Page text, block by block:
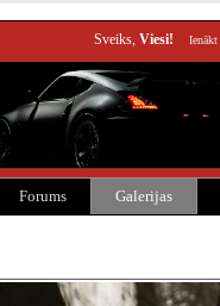
Sveiks, Viesi! Ienākt
Forums Galerijas